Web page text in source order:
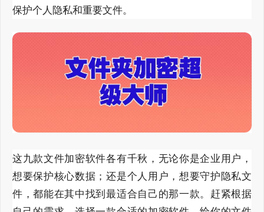
保护个人隐私和重要文件。
这九款文件加密软件各有千秋，无论你是企业用户，
想要保护核心数据；还是个人用户，想要守护隐私文
件，都能在其中找到最适合自己的那一款。赶紧根据